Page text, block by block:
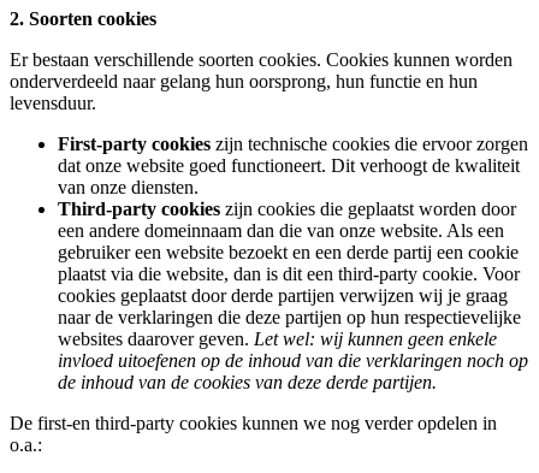
2. Soorten cookies
Er bestaan verschillende soorten cookies. Cookies kunnen worden
onderverdeeld naar gelang hun oorsprong, hun functie en hun
levensduur.
First-party cookies zijn technische cookies die ervoor zorgen
dat onze website goed functioneert. Dit verhoogt de kwaliteit
van onze diensten.
Third-party cookies zijn cookies die geplaatst worden door
een andere domeinnaam dan die van onze website. Als een
gebruiker een website bezoekt en een derde partij een cookie
plaatst via die website, dan is dit een third-party cookie. Voor
cookies geplaatst door derde partijen verwijzen wij je graag
naar de verklaringen die deze partijen op hun respectievelijke
websites daarover geven. Let wel: wij kunnen geen enkele
invloed uitoefenen op de inhoud van die verklaringen noch op
de inhoud van de cookies van deze derde partijen.
De first-en third-party cookies kunnen we nog verder opdelen in
o.a.: